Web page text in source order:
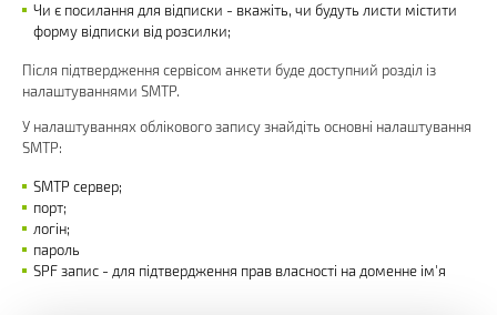
Чи є посилання для відписки - вкажіть, чи будуть листи містити
форму відписки від розсилки;
Після підтвердження сервісом анкети буде доступний розділ із
налаштуваннями SMTP.
У налаштуваннях облікового запису знайдіть основні налаштування
SMTP:
SMTP сервер;
порт;
логін;
пароль
SPF запис - для підтвердження прав власності на доменне ім'я